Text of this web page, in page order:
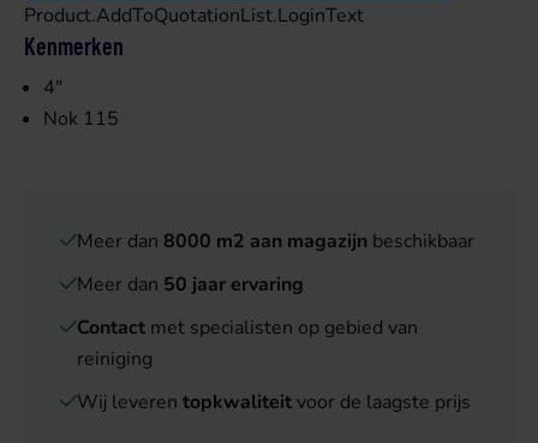
Product.AddToQuotationList.LoginText
Kenmerken
4"
Nok 115
Meer dan 8000 m2 aan magazijn beschikbaar
Meer dan 50 jaar ervaring
Contact met specialisten op gebied van
reiniging
Wij leveren topkwaliteit voor de laagste prijs